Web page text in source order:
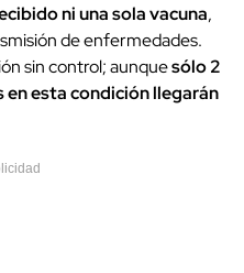
ni una sola vacuna,
de enfermedades.
sin control; aunquesólo 2
en esta condición llegarán